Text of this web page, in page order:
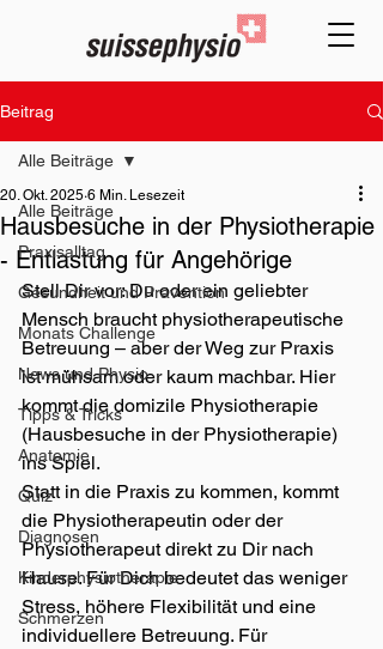
Beitrag
Alle Beiträge
Praxisalltag
Gesundheit und Prävention
Monats Challenge
News und Physio
Tipps & Tricks
Anatomie
Quiz
Diagnosen
Kinderphysiotherapie
Schmerzen
Alle Beiträge
Hausbesuche in der Physiotherapie
- Entlastung für Angehörige
20. Okt. 2025 6 Min. Lesezeit
Stell Dir vor: Du oder ein geliebter
Mensch braucht physiotherapeutische
Betreuung – aber der Weg zur Praxis
ist mühsam oder kaum machbar. Hier
kommt die domizile Physiotherapie
(Hausbesuche in der Physiotherapie)
ins Spiel.
Statt in die Praxis zu kommen, kommt
die Physiotherapeutin oder der
Physiotherapeut direkt zu Dir nach
Hause. Für Dich bedeutet das weniger
Stress, höhere Flexibilität und eine
individuellere Betreuung. Für